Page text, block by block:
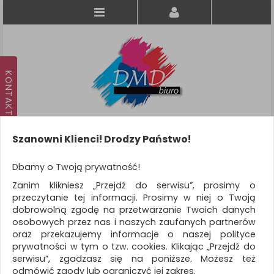
KATEGORIE
WSZYSTKIE KATEGORIE
FILTRY
Więcej
Szanowni Klienci! Drodzy Państwo!
Dbamy o Twoją prywatność!
Zanim klikniesz „Przejdź do serwisu”, prosimy o
przeczytanie tej informacji. Prosimy w niej o Twoją
dobrowolną zgodę na przetwarzanie Twoich danych
osobowych przez nas i naszych zaufanych partnerów
oraz przekazujemy informacje o naszej polityce
prywatności w tym o tzw. cookies. Klikając „Przejdź do
serwisu”, zgadzasz się na poniższe. Możesz też
odmówić zgody lub ograniczyć jej zakres.